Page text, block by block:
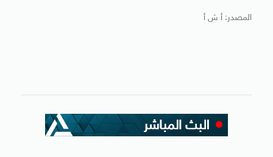
المصدر: أ ش أ